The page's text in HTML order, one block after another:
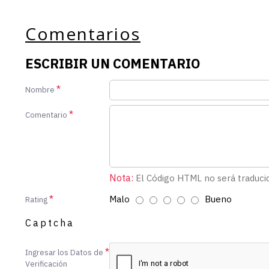
Comentarios
ESCRIBIR UN COMENTARIO
Nombre
Comentario
Nota: El Código HTML no será
Rating Malo Bueno
Captcha
Ingresar los Datos de
Verificación